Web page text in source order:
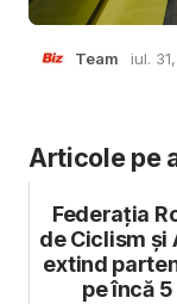
Team iul.
Articole pe
Federația
de Ciclism și
extind
pe încă 5